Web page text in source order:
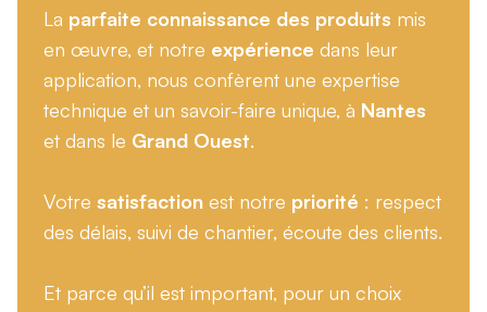
La parfaite connaissance des produits mis
en œuvre, et notre expérience dans leur
application, nous confèrent une expertise
technique et un savoir-faire unique, à Nantes
et dans le Grand Ouest.
Votre satisfaction est notre priorité : respect
des délais, suivi de chantier, écoute des clients.
Et parce qu’il est important, pour un choix